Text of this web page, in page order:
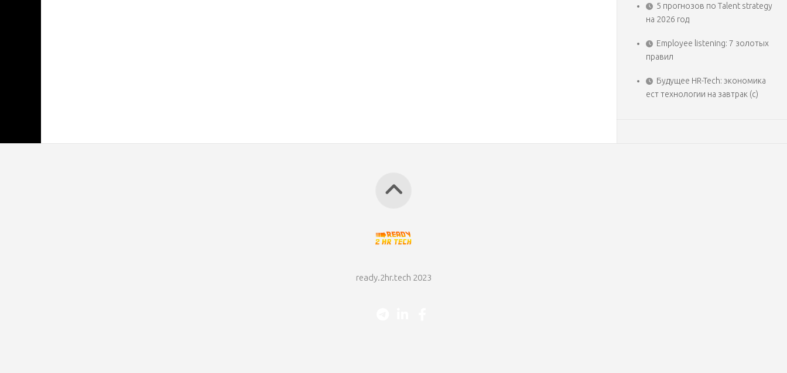
5 прогнозов по Talent strategy
на 2026 год
Employee listening: 7 золотых
правил
Будущее HR-Tech: экономика
ест технологии на завтрак (с)
ready.2hr.tech 2023